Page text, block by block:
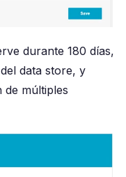
durante 180 días,
data store, y
de múltiples